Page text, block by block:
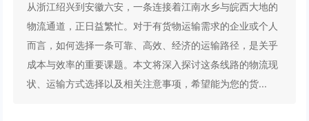
从浙江绍兴到安徽六安，一条连接着江南水乡与皖西大地的
物流通道，正日益繁忙。对于有货物运输需求的企业或个人
而言，如何选择一条可靠、高效、经济的运输路径，是关乎
成本与效率的重要课题。本文将深入探讨这条线路的物流现
状、运输方式选择以及相关注意事项，希望能为您的货...